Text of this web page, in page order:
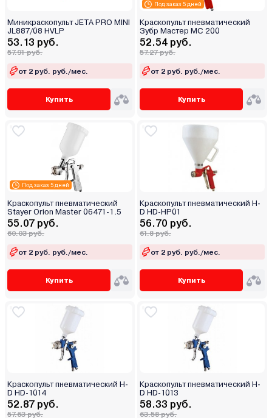
Миникраскопульт JETA PRO MINI
JL887/08 HVLP
53.13 руб.
57.91 руб.
от 2 руб. руб./мес.
Купить
Под заказ 5 дней
Краскопульт пневматический
Зубр Мастер МС 200
52.54 руб.
57.27 руб.
от 2 руб. руб./мес.
Купить
Под заказ 5 дней
Краскопульт пневматический
Stayer Orion Master 06471-1.5
55.07 руб.
60.03 руб.
от 2 руб. руб./мес.
Купить
Краскопульт пневматический H-
D HD-HP01
56.70 руб.
61.8 руб.
от 2 руб. руб./мес.
Купить
Краскопульт пневматический H-
D HD-1014
52.87 руб.
57.63 руб.
Краскопульт пневматический H-
D HD-1013
58.33 руб.
63.58 руб.